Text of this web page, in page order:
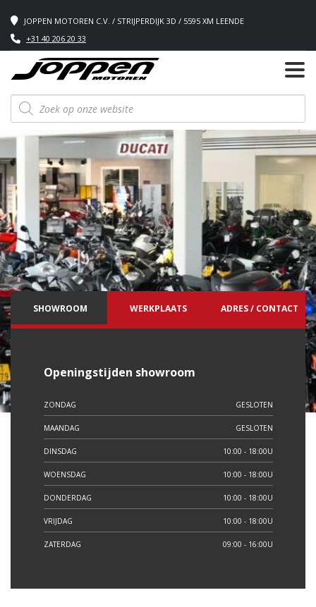
JOPPEN MOTOREN C.V. / STRIJPERDIJK 3D / 5595 XM LEENDE
+31 40 206 20 33
Producten
zoeken
SHOWROOM WERKPLAATS ADRES / CONTACT
Openingstijden showroom
ZONDAG GESLOTEN
MAANDAG GESLOTEN
DINSDAG 10:00 - 18:00U
WOENSDAG 10:00 - 18:00U
DONDERDAG 10:00 - 18:00U
VRIJDAG 10:00 - 18:00U
ZATERDAG 09:00 - 16:00U